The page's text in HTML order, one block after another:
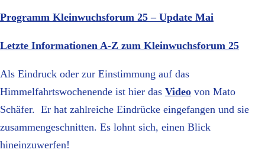
Programm Kleinwuchsforum 25 – Update Mai
Letzte Informationen A-Z zum Kleinwuchsforum 25
Als Eindruck oder zur Einstimmung auf das
Himmelfahrtswochenende ist hier das Video von Mato
Schäfer. Er hat zahlreiche Eindrücke eingefangen und sie
zusammengeschnitten. Es lohnt sich, einen Blick
hineinzuwerfen!